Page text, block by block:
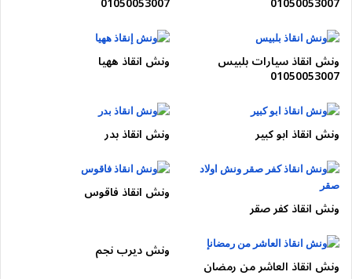
ونش انقاذ سيارات بلبيس
01050053007
ونش انقاذ ههيا
ونش انقاذ ابو كبير ونش انقاذ بدر
ونش انقاذ كفر صقر
ونش انقاذ فاقوس
ونش انقاذ العاشر من رمضان
ونش ديرب نجم